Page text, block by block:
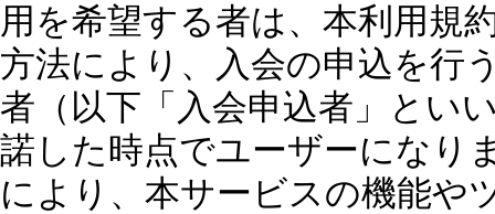
用を希望する者は、本利用規
方法により、入会の申込を行
者（以下「入会申込者」とい
諾した時点でユーザーになり
により、本サービスの機能や